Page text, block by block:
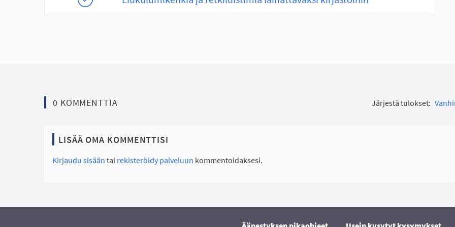
0 KOMMENTTIA Järjestä tulokset:
LISÄÄ OMA KOMMENTTISI
Kirjaudu sisään tai rekisteröidy palveluun kommentoidaksesi.